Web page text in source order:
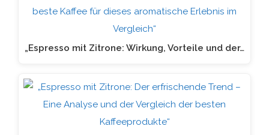
„Espresso mit Zitrone: Wirkung, Vorteile und der…